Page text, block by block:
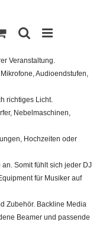
Veranstaltung.
Audioendstufen,
richtiges Licht.
Nebelmaschinen,
Hochzeiten oder
Somit fühlt sich jeder DJ
für Musiker auf
Zubehör. Backline Media
Beamer und passende